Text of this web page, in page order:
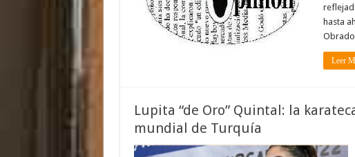
hasta
Leer
Lupita “de Oro” Quintal: la
mundial de Turquía